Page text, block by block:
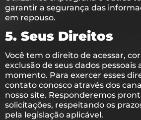
garantir a segurança das
em repouso.
5. Seus Direitos
Você tem o direito de acessar,
exclusão de seus dados pessoais
momento. Para exercer esses
contato conosco através dos
nosso site. Responderemos
solicitações, respeitando os
pela legislação aplicável.